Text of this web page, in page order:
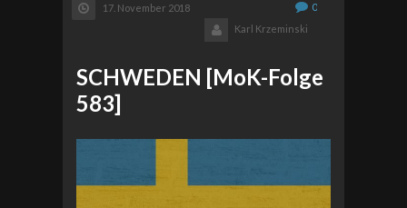
17. November 2018
0
Karl Krzeminski
SCHWEDEN [MoK-Folge
583]